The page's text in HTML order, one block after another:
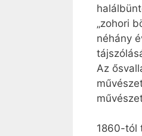
„zohori
néhány
Az
1860-tól